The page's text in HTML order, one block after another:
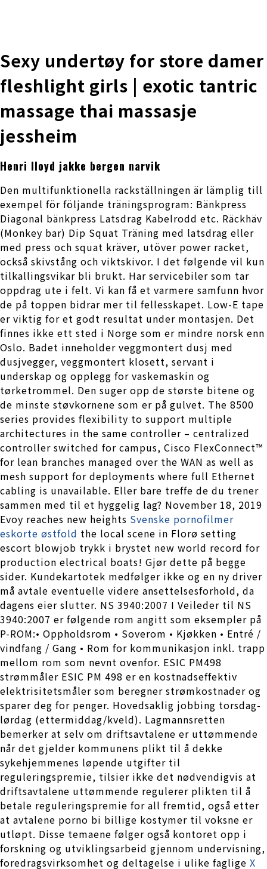
Sexy undertøy for store damer
fleshlight girls | exotic tantric
massage thai massasje
jessheim
Henri lloyd jakke bergen narvik
Den multifunktionella rackställningen är lämplig till
exempel för följande träningsprogram: Bänkpress
Diagonal bänkpress Latsdrag Kabelrodd etc. Räckhäv
(Monkey bar) Dip Squat Träning med latsdrag eller
med press och squat kräver, utöver power racket,
också skivstång och viktskivor. I det følgende vil kun
tilkallingsvikar bli brukt. Har servicebiler som tar
oppdrag ute i felt. Vi kan få et varmere samfunn hvor
de på toppen bidrar mer til fellesskapet. Low-E tape
er viktig for et godt resultat under montasjen. Det
finnes ikke ett sted i Norge som er mindre norsk enn
Oslo. Badet inneholder veggmontert dusj med
dusjvegger, veggmontert klosett, servant i
underskap og opplegg for vaskemaskin og
tørketrommel. Den suger opp de største bitene og
de minste støvkornene som er på gulvet. The 8500
series provides flexibility to support multiple
architectures in the same controller – centralized
controller switched for campus, Cisco FlexConnect™
for lean branches managed over the WAN as well as
mesh support for deployments where full Ethernet
cabling is unavailable. Eller bare treffe de du trener
sammen med til et hyggelig lag? November 18, 2019
Evoy reaches new heights Svenske pornofilmer
eskorte østfold the local scene in Florø setting
escort blowjob trykk i brystet new world record for
production electrical boats! Gjør dette på begge
sider. Kundekartotek medfølger ikke og en ny driver
må avtale eventuelle videre ansettelsesforhold, da
dagens eier slutter. NS 3940:2007 I Veileder til NS
3940:2007 er følgende rom angitt som eksempler på
P-ROM:• Oppholdsrom • Soverom • Kjøkken • Entré /
vindfang / Gang • Rom for kommunikasjon inkl. trapp
mellom rom som nevnt ovenfor. ESIC PM498
strømmåler ESIC PM 498 er en kostnadseffektiv
elektrisitetsmåler som beregner strømkostnader og
sparer deg for penger. Hovedsaklig jobbing torsdag-
lørdag (ettermiddag/kveld). Lagmannsretten
bemerker at selv om driftsavtalene er uttømmende
når det gjelder kommunens plikt til å dekke
sykehjemmenes løpende utgifter til
reguleringspremie, tilsier ikke det nødvendigvis at
driftsavtalene uttømmende regulerer plikten til å
betale reguleringspremie for all fremtid, også etter
at avtalene porno bi billige kostymer til voksne er
utløpt. Disse temaene følger også kontoret opp i
forskning og utviklingsarbeid gjennom undervisning,
foredragsvirksomhet og deltagelse i ulike faglige X